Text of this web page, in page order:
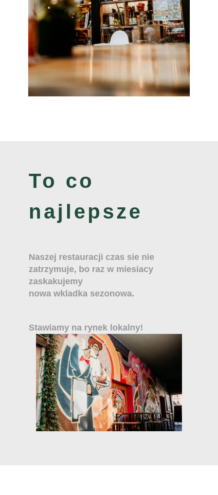
To co
najlepsze
Naszej restauracji czas sie nie
zatrzymuje, bo raz w miesiacy
zaskakujemy
nowa wkladka sezonowa.
Stawiamy na rynek lokalny!